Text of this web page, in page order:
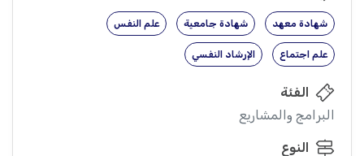
شهادة معهد شهادة جامعية علم النفس
علم اجتماع الإرشاد النفسي
الفئة
البرامج والمشاريع
النوع